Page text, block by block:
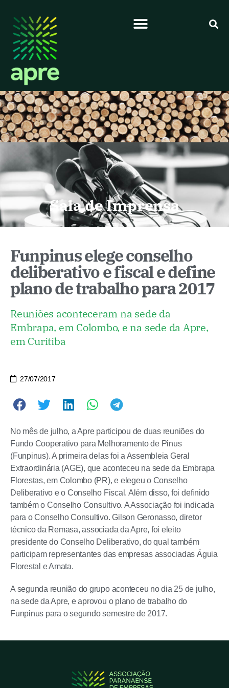
Sala de Imprensa
Funpinus elege conselho
deliberativo e fiscal e define
plano de trabalho para 2017
Reuniões aconteceram na sede da
Embrapa, em Colombo, e na sede da Apre,
em Curitiba
27/07/2017
No mês de julho, a Apre participou de duas reuniões do
Fundo Cooperativo para Melhoramento de Pinus
(Funpinus). A primeira delas foi a Assembleia Geral
Extraordinária (AGE), que aconteceu na sede da Embrapa
Florestas, em Colombo (PR), e elegeu o Conselho
Deliberativo e o Conselho Fiscal. Além disso, foi definido
também o Conselho Consultivo. A Associação foi indicada
para o Conselho Consultivo. Gilson Geronasso, diretor
técnico da Remasa, associada da Apre, foi eleito
presidente do Conselho Deliberativo, do qual também
participam representantes das empresas associadas Águia
Florestal e Amata.
A segunda reunião do grupo aconteceu no dia 25 de julho,
na sede da Apre, e aprovou o plano de trabalho do
Funpinus para o segundo semestre de 2017.